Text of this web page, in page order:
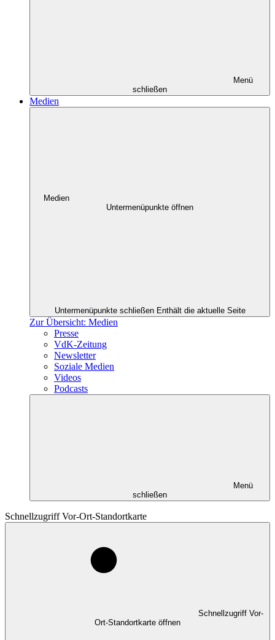
Menü
schließen
Medien
Medien
Untermenüpunkte öffnen
Untermenüpunkte schließen Enthält die aktuelle Seite
Zur Übersicht: Medien
Presse
VdK-Zeitung
Newsletter
Soziale Medien
Videos
Podcasts
Menü
schließen
Schnellzugriff Vor-Ort-Standortkarte
Schnellzugriff Vor-
Ort-Standortkarte öffnen